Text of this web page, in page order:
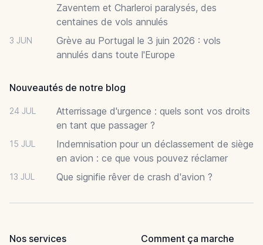
Zaventem et Charleroi paralysés, des
centaines de vols annulés
3 JUN
Grève au Portugal le 3 juin 2026 : vols
annulés dans toute l'Europe
Nouveautés de notre blog
24 JUL
Atterrissage d'urgence : quels sont vos droits
en tant que passager ?
15 JUL
Indemnisation pour un déclassement de siège
en avion : ce que vous pouvez réclamer
13 JUL Que signifie rêver de crash d'avion ?
Nos services
Comment ça marche